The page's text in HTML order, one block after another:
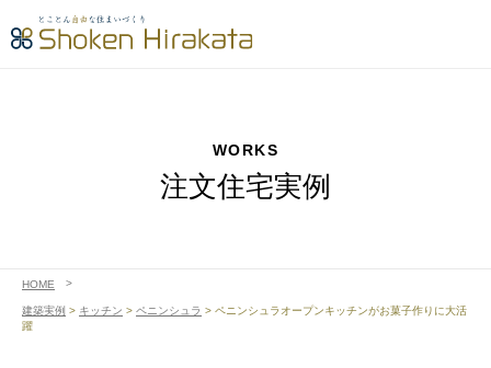
WORKS
注文住宅実例
HOME
建築実例 > キッチン > ペニンシュラ > ペニンシュラオープンキッチンがお菓子作りに大活
躍